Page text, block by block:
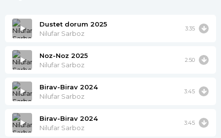
Dustet dorum 2025
Nilufar Sarboz
3:35
Noz-Noz 2025
Nilufar Sarboz
2:50
Birav-Birav 2024
Nilufar Sarboz
3:45
Birav-Birav 2024
Nilufar Sarboz
3:45